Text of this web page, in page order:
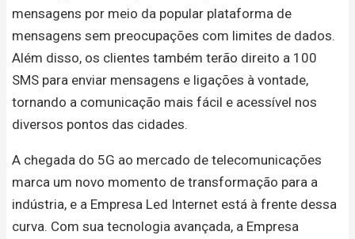
mensagens por meio da popular plataforma de
mensagens sem preocupações com limites de dados.
Além disso, os clientes também terão direito a 100
SMS para enviar mensagens e ligações à vontade,
tornando a comunicação mais fácil e acessível nos
diversos pontos das cidades.
A chegada do 5G ao mercado de telecomunicações
marca um novo momento de transformação para a
indústria, e a Empresa Led Internet está à frente dessa
curva. Com sua tecnologia avançada, a Empresa